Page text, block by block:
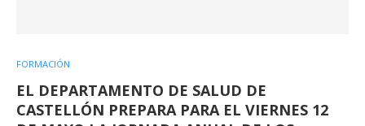
FORMACIÓN
EL DEPARTAMENTO DE SALUD DE
CASTELLÓN PREPARA PARA EL VIERNES 12